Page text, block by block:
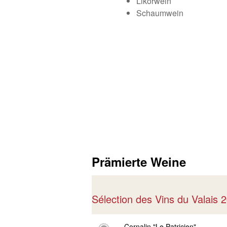
Schaumwein
Prämierte Weine
Sélection des Vins du Valais